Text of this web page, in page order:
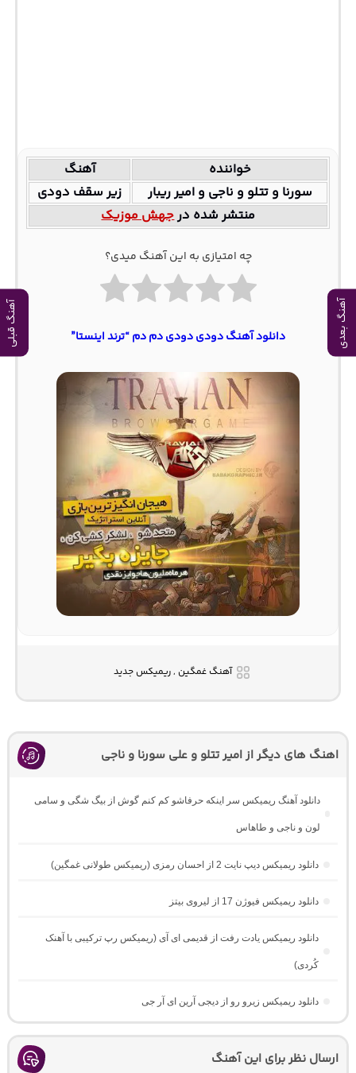
آهنگ بعدی آهنگ قبلی
خواننده
آهنگ
سورنا و تتلو و ناجی و امیر ریبار
زیر سقف دودی
منتشر شده درجهش موزیک
چه امتیازی به این آهنگ میدی؟
دانلود آهنگ دودی دودی دم دم “ترند اینستا”
آهنگ غمگین , ریمیکس جدید
اهنگ های دیگر از امیر تتلو و علی سورنا و ناجی
دانلود آهنگ ریمیکس سر اینکه حرفاشو کم کنم گوش از بیگ شگی و سامی
لون و ناجی و طاهاس
دانلود ریمیکس دیپ نایت 2 از احسان رمزی (ریمیکس طولانی غمگین)
دانلود ریمیکس فیوژن 17 از لیروی بیتز
دانلود ریمیکس یادت رفت از قدیمی ای آی (ریمیکس رپ ترکیبی با آهنک
کُردی)
دانلود ریمیکس زیرو رو از دیجی آرین ای آر جی
ارسال نظر برای این آهنگ